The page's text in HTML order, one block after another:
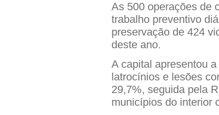
As 500 operações de
trabalho preventivo
preservação de 424
deste ano.
A capital apresentou
latrocínios e lesões
29,7%, seguida pela
municípios do interior